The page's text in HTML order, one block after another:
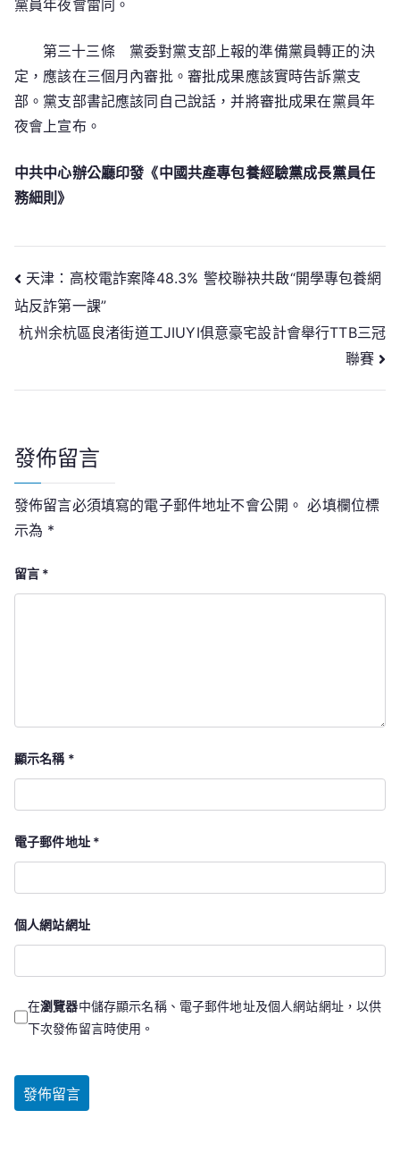
黨員年夜會雷同。
第三十三條 黨委對黨支部上報的準備黨員轉正的決
定，應該在三個月內審批。審批成果應該實時告訴黨支
部。黨支部書記應該同自己說話，并將審批成果在黨員年
夜會上宣布。
中共中心辦公廳印發《中國共產專包養經驗黨成長黨員任
務細則》
文
章
覽
天津：高校電詐案降48.3% 警校聯袂共啟“開學專包養網
站反詐第一課”
杭州余杭區良渚街道工JIUYI俱意豪宅設計會舉行TTB三冠
聯賽
發佈留言
發佈留言必須填寫的電子郵件地址不會公開。 必填欄位標
示為 *
留言 *
顯示名稱 *
電子郵件地址 *
個人網站網址
在瀏覽器中儲存顯示名稱、電子郵件地址及個人網站網址，以供
下次發佈留言時使用。